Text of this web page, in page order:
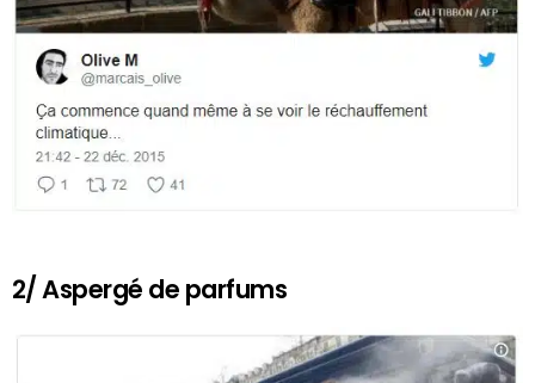
2/ Aspergé de parfums